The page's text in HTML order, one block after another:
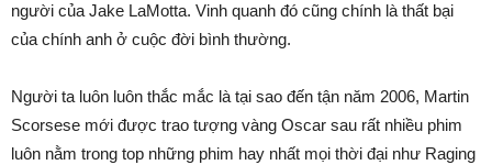
người của Jake LaMotta. Vinh quanh đó cũng chính là thất bại
của chính anh ở cuộc đời bình thường.
Người ta luôn luôn thắc mắc là tại sao đến tận năm 2006, Martin
Scorsese mới được trao tượng vàng Oscar sau rất nhiều phim
luôn nằm trong top những phim hay nhất mọi thời đại như Raging